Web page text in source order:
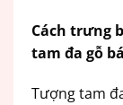
Cách trưng
tam đa gỗ
Tượng tam